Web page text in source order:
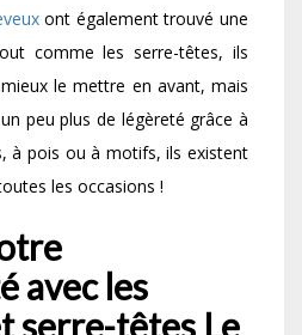
ont également trouvé une
comme les serre-têtes, ils
le mettre en avant, mais
peu plus de légèreté grâce à
à pois ou à motifs, ils existent
les occasions !
avec les
serre-têtes Le